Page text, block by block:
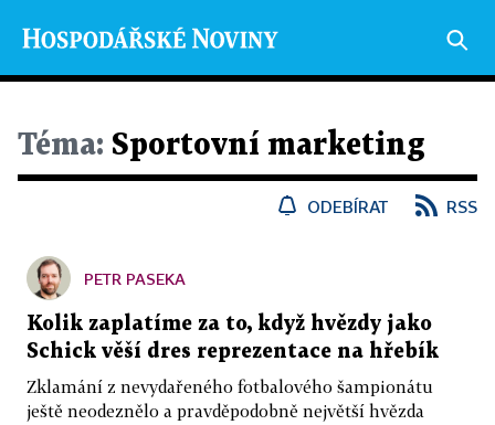
Téma: Sportovní marketing
ODEBÍRAT RSS
PETR PASEKA
Kolik zaplatíme za to, když hvězdy jako
Schick věší dres reprezentace na hřebík
Zklamání z nevydařeného fotbalového šampionátu
ještě neodeznělo a pravděpodobně největší hvězda